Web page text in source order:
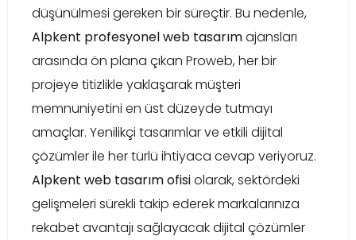
düşünülmesi gereken bir süreçtir. Bu nedenle,
Alpkent profesyonel web tasarımajansları
arasında ön plana çıkan Proweb, her bir
projeye titizlikle yaklaşarak müşteri
memnuniyetini en üst düzeyde tutmayı
amaçlar. Yenilikçi tasarımlar ve etkili dijital
çözümler ile her türlü ihtiyaca cevap veriyoruz.
Alpkent web tasarım ofisiolarak, sektördeki
gelişmeleri sürekli takip ederek markalarınıza
rekabet avantajı sağlayacak dijital çözümler